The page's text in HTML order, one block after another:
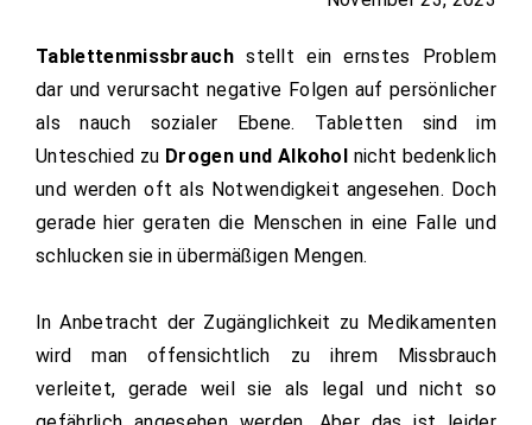
Tablettenmissbrauchstellt ein ernstes Problem
dar und verursacht negative Folgen auf persönlicher
als nauch sozialer Ebene. Tabletten sind im
Unteschied zu Drogen und Alkohol nicht bedenklich
und werden oft als Notwendigkeit angesehen. Doch
gerade hier geraten die Menschen in eine Falle und
schlucken sie in übermäßigen Mengen.
In Anbetracht der Zugänglichkeit zu Medikamenten
wird man offensichtlich zu ihrem Missbrauch
verleitet, gerade weil sie als legal und nicht so